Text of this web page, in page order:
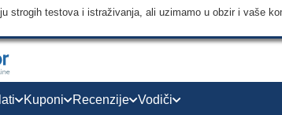
strogih testova i istraživanja, ali uzimamo u obzir i vaše
Kuponi Recenzije Vodiči